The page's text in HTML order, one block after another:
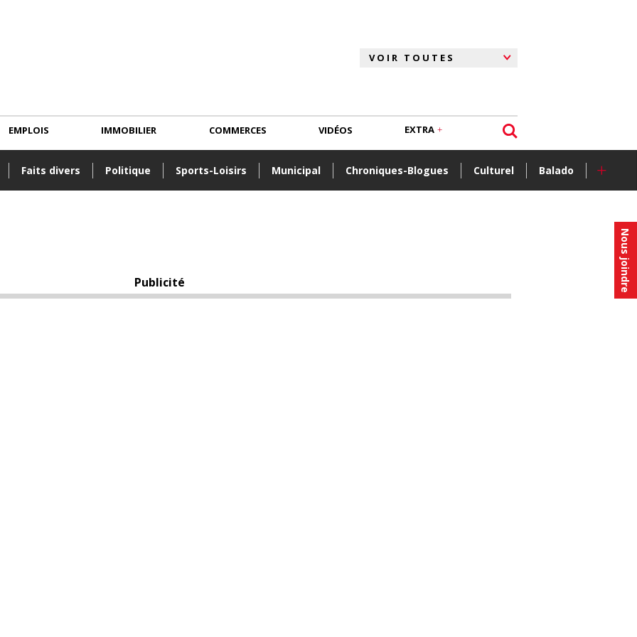
Nous joindre
Faits divers Politique Sports-Loisirs Municipal Chroniques-Blogues Culturel Balado +
EMPLOIS IMMOBILIER COMMERCES VIDÉOS EXTRA
Publicité